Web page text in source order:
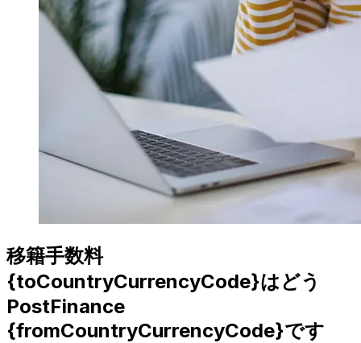
移籍手数料
{toCountryCurrencyCode}はどう
PostFinance
{fromCountryCurrencyCode}です